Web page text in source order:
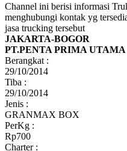
Channel ini berisi informasi
menghubungi kontak yg
jasa trucking tersebut
JAKARTA-BOGOR
PT.PENTA PRIMA UTAMA
Berangkat :
29/10/2014
Tiba :
29/10/2014
Jenis :
GRANMAX BOX
PerKg :
Rp700
Charter :